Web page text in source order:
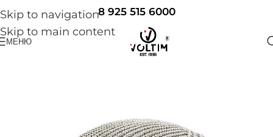
Skip to navigation
Skip to main content
8 925 515 6000
МЕНЮ